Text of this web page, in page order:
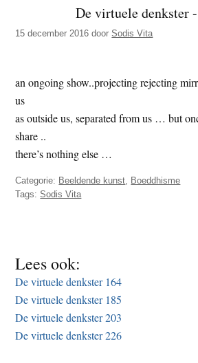
z
i
t
e
n
z
e
s
i
t
e
De virtuele denkster
15 december 2016 doorSodis Vita
an ongoing show..projecting rejecting
us
as outside us, separated from us … but
share ..
there’s nothing else …
Categorie: Beeldende kunst Boeddhisme
Tags:Sodis Vita
Lees ook:
De virtuele denkster 164
De virtuele denkster 185
De virtuele denkster 203
De virtuele denkster 226